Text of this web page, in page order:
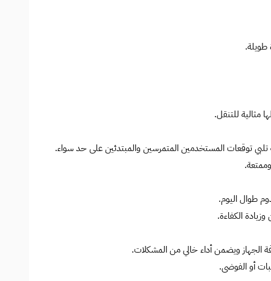
طويلة.
مثالية للتنقل.
تلبي توقعات المستخدمين المتمرسين والمبتدئين على حد سواء.
طوال اليوم.
الكفاءة.
الجهاز ويضمن أداء خالي من المشكلات.
أو الفوضى.